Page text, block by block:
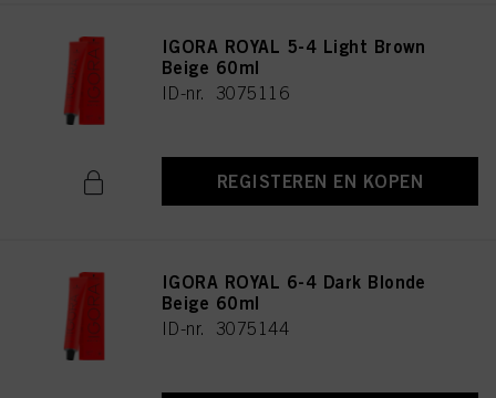
IGORA ROYAL 5-4 Light Brown
Beige 60ml
ID-nr. 3075116
REGISTEREN EN KOPEN
IGORA ROYAL 6-4 Dark Blonde
Beige 60ml
ID-nr. 3075144